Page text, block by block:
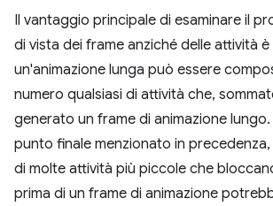
Il vantaggio principale di esaminare il
di vista dei frame anziché delle attività è
un'animazione lunga può essere
numero qualsiasi di attività che,
generato un frame di animazione
punto finale menzionato in precedenza,
di molte attività più piccole che
prima di un frame di animazione